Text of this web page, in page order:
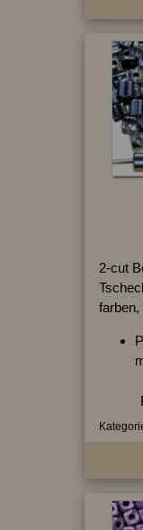
2-cut
farben,